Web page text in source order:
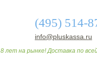
(495) 514-
info@pluskassa.ru
8 лет на рынке! Доставка по